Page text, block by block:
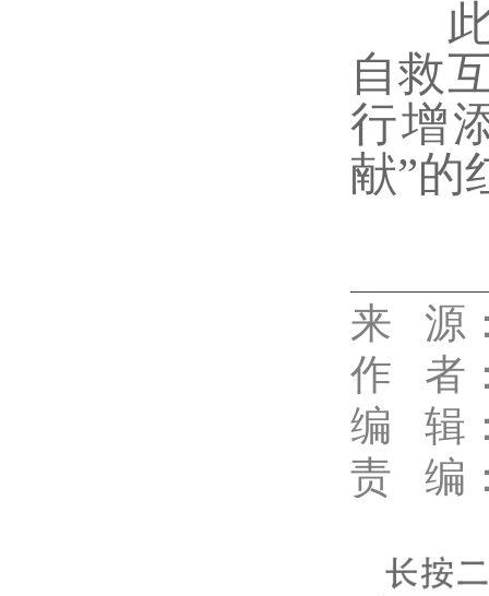
此
自救
行增
献”的
代佳兴
来 源
作 者
编 辑
责 编